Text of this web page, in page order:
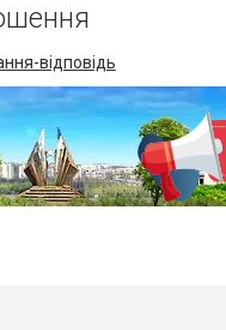
відповідь